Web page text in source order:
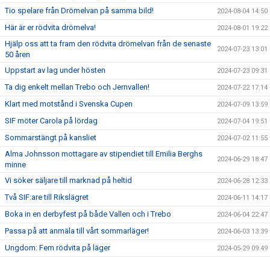
Tio spelare från Drömelvan på samma bild! 2024-08-04 14:50
Här är er rödvita drömelva! 2024-08-01 19:22
Hjälp oss att ta fram den rödvita drömelvan från de senaste
50 åren
2024-07-23 13:01
Uppstart av lag under hösten 2024-07-23 09:31
Ta dig enkelt mellan Trebo och Jernvallen! 2024-07-22 17:14
Klart med motstånd i Svenska Cupen 2024-07-09 13:59
SIF möter Carola på lördag 2024-07-04 19:51
Sommarstängt på kansliet 2024-07-02 11:55
Alma Johnsson mottagare av stipendiet till Emilia Berghs
minne
2024-06-29 18:47
Vi söker säljare till marknad på heltid 2024-06-28 12:33
Två SIF:are till Rikslägret 2024-06-11 14:17
Boka in en derbyfest på både Vallen och i Trebo 2024-06-04 22:47
Passa på att anmäla till vårt sommarläger! 2024-06-03 13:39
Ungdom: Fem rödvita på läger 2024-05-29 09:49